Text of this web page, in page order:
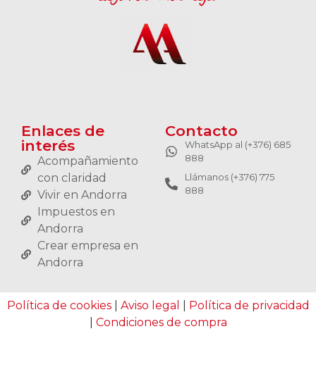
Enlaces de
interés
Acompañamiento
con claridad
Vivir en Andorra
Impuestos en
Andorra
Crear empresa en
Andorra
Contacto
WhatsApp al (+376) 685
888
Llámanos (+376) 775
888
Política de cookies| Aviso legal
Política de privacidad
Condiciones de compra